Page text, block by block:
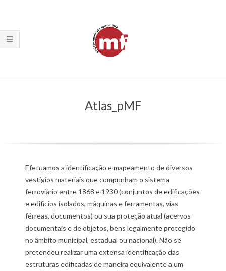
content
Atlas_pMF
Efetuamos a identificação e mapeamento de diversos
vestígios materiais que compunham o sistema
ferroviário entre 1868 e 1930 (conjuntos de edificações
e edifícios isolados, máquinas e ferramentas, vias
férreas, documentos) ou sua proteção atual (acervos
documentais e de objetos, bens legalmente protegido
no âmbito municipal, estadual ou nacional). Não se
pretendeu realizar uma extensa identificação das
estruturas edificadas de maneira equivalente a um